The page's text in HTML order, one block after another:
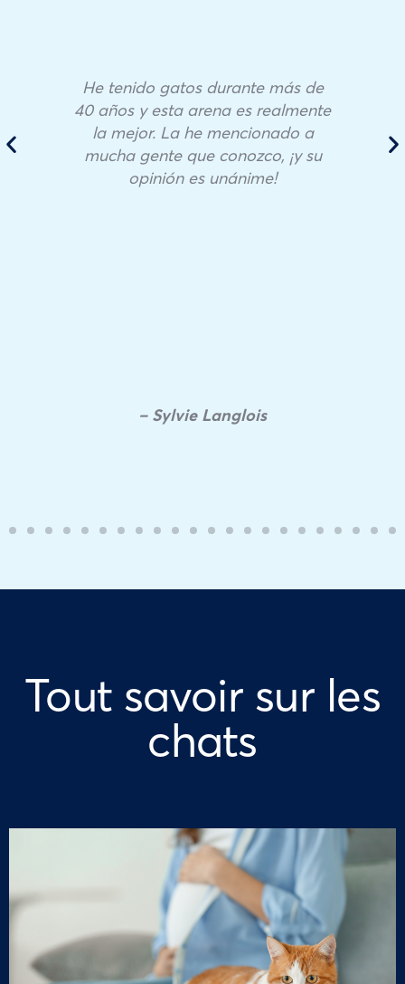
He tenido gatos durante más de
40 años y esta arena es realmente
la mejor. La he mencionado a
mucha gente que conozco, ¡y su
opinión es unánime!
– Sylvie Langlois
Tout savoir sur les
chats